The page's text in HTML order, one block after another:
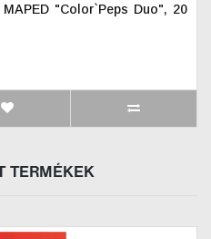
"Color`Peps Duo", 20
TERMÉKEK